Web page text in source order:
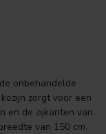
onbehandelde
zorgt voor een
en de zijkanten van
van 150 cm.